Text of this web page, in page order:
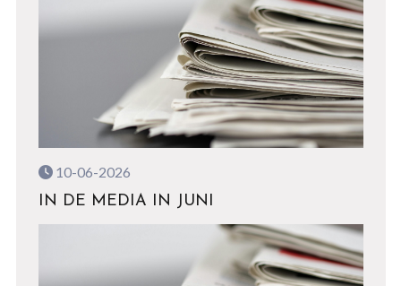
10-06-2026
IN DE MEDIA IN JUNI